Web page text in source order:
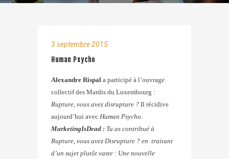
3 septembre 2015
Human Psycho
Alexandre Rispal a participé à l’ouvrage
collectif des Mardis du Luxembourg :
Rupture, vous avez disrupture ? Il récidive
aujourd’hui avec Human Psycho
MarketingIsDead : Tu as contribué à
Rupture, vous avez Disrupture ? en traitant
d’un sujet plutôt vaste : Une nouvelle